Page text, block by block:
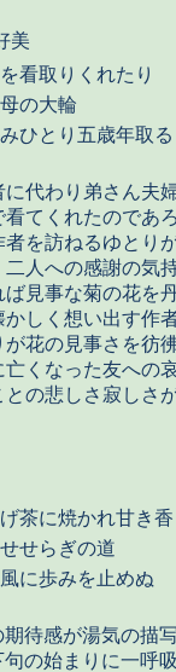
美
看取りくれたり
の大輪
ひとり五歳年取る
代わり弟さん夫
てくれたのであ
者を訪ねるゆとり
人への感謝の気
見事な菊の花を
しく想い出す作
花の見事さを彷
くなった友への
の悲しさ寂しさ
茶に焼かれ甘き
せせらぎの道
に歩みを止めぬ
待感が湯気の描
の始まりに一呼